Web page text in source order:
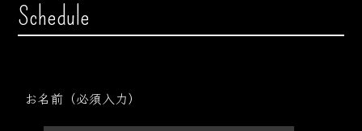
Schedule
お名前（必須入力）